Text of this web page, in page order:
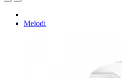
Melodi